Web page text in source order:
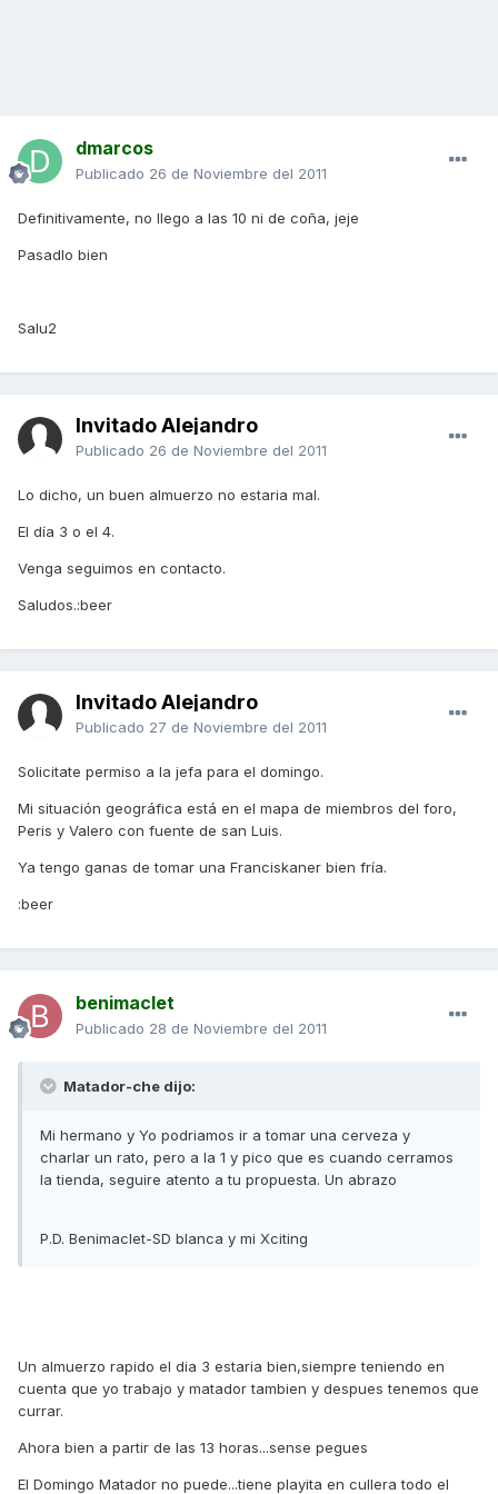
dmarcos
Publicado 26 de Noviembre del 2011
Definitivamente, no llego a las 10 ni de coña, jeje
Pasadlo bien
Salu2
Invitado Alejandro
Publicado 26 de Noviembre del 2011
Lo dicho, un buen almuerzo no estaria mal.
El día 3 o el 4.
Venga seguimos en contacto.
Saludos.:beer
Invitado Alejandro
Publicado 27 de Noviembre del 2011
Solicitate permiso a la jefa para el domingo.
Mi situación geográfica está en el mapa de miembros del foro,
Peris y Valero con fuente de san Luis.
Ya tengo ganas de tomar una Franciskaner bien fría.
:beer
benimaclet
Publicado 28 de Noviembre del 2011
Matador-che dijo:
Mi hermano y Yo podriamos ir a tomar una cerveza y
charlar un rato, pero a la 1 y pico que es cuando cerramos
la tienda, seguire atento a tu propuesta. Un abrazo
P.D. Benimaclet-SD blanca y mi Xciting
Un almuerzo rapido el dia 3 estaria bien,siempre teniendo en
cuenta que yo trabajo y matador tambien y despues tenemos que
currar.
Ahora bien a partir de las 13 horas...sense pegues
El Domingo Matador no puede...tiene playita en cullera todo el